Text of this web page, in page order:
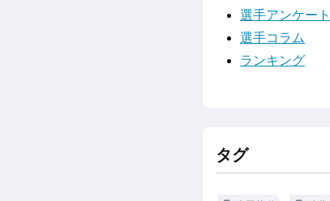
選手アンケート
選手コラム
ランキング
タグ